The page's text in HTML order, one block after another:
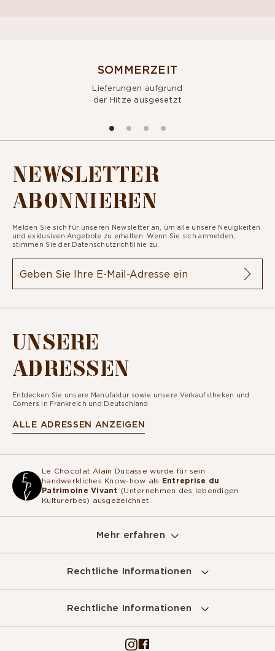
SOMMERZEIT
Lieferungen aufgrund
der Hitze ausgesetzt
NEWSLETTER
ABONNIEREN
Melden Sie sich für unseren Newsletter an, um alle unsere Neuigkeiten
und exklusiven Angebote zu erhalten. Wenn Sie sich anmelden,
stimmen Sie der Datenschutzrichtlinie zu.
UNSERE
ADRESSEN
Entdecken Sie unsere Manufaktur sowie unsere Verkaufstheken und
Corners in Frankreich und Deutschland
ALLE ADRESSEN ANZEIGEN
Le Chocolat Alain Ducasse wurde für sein
handwerkliches Know-how als Entreprise du
Patrimoine Vivant (Unternehmen des lebendigen
Kulturerbes) ausgezeichnet.
Mehr erfahren
Rechtliche Informationen
Rechtliche Informationen